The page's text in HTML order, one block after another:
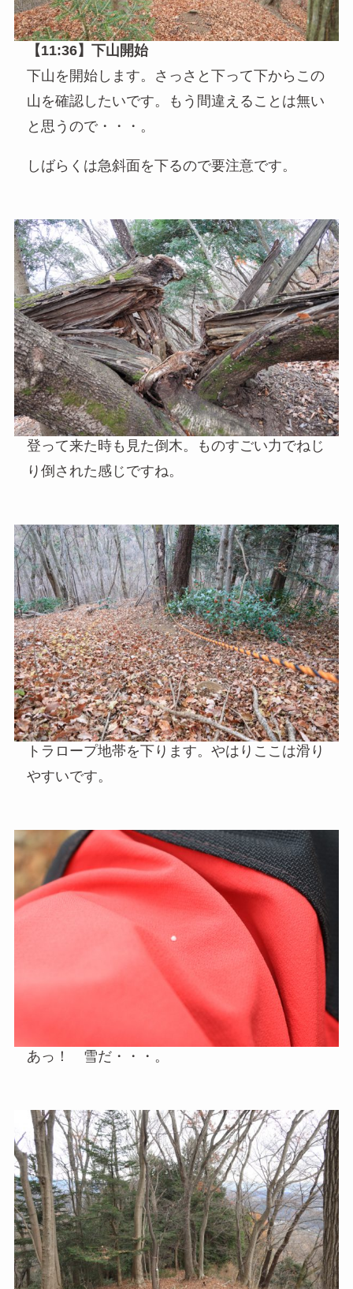
【11:36】下山開始
下山を開始します。さっさと下って下からこの
山を確認したいです。もう間違えることは無い
と思うので・・・。
しばらくは急斜面を下るので要注意です。
登って来た時も見た倒木。ものすごい力でねじ
り倒された感じですね。
トラロープ地帯を下ります。やはりここは滑り
やすいです。
あっ！ 雪だ・・・。